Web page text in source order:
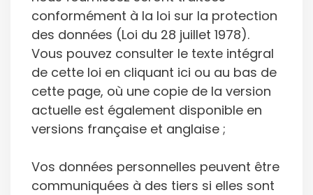
conformément à la loi sur la protection
des données (Loi du 28 juillet 1978).
Vous pouvez consulter le texte intégral
de cette loi en cliquant ici ou au bas de
cette page, où une copie de la version
actuelle est également disponible en
versions française et anglaise ;
Vos données personnelles peuvent être
communiquées à des tiers si elles sont